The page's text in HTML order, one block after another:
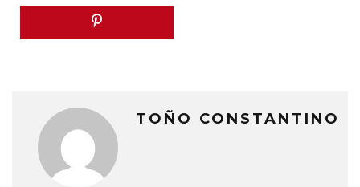
TOÑO CONSTANTINO